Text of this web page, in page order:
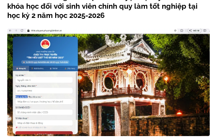
khóa học đối với sinh viên chính quy làm tốt nghiệp tại
học kỳ 2 năm học 2025-2026